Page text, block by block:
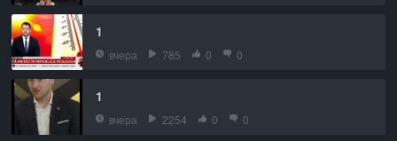
1
вчера 785 0 0
1
вчера 2254 0 0